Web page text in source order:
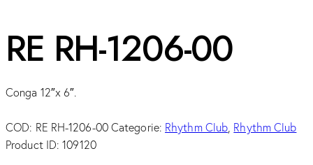
RE RH-1206-00
Conga 12″x 6″.
COD: RE RH-1206-00 Categorie: Rhythm Club, Rhythm Club
Product ID:109120